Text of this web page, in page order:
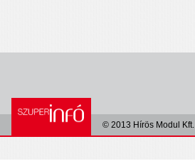
© 2013 Hírös Modul Kft.